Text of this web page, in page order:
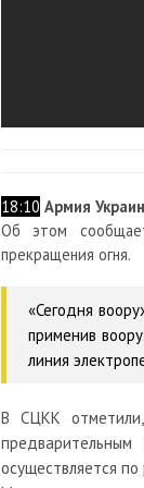
18:10 Армия
Об этом
прекращения огня.
«Сегодня
применив
линия
В СЦКК
осуществляется